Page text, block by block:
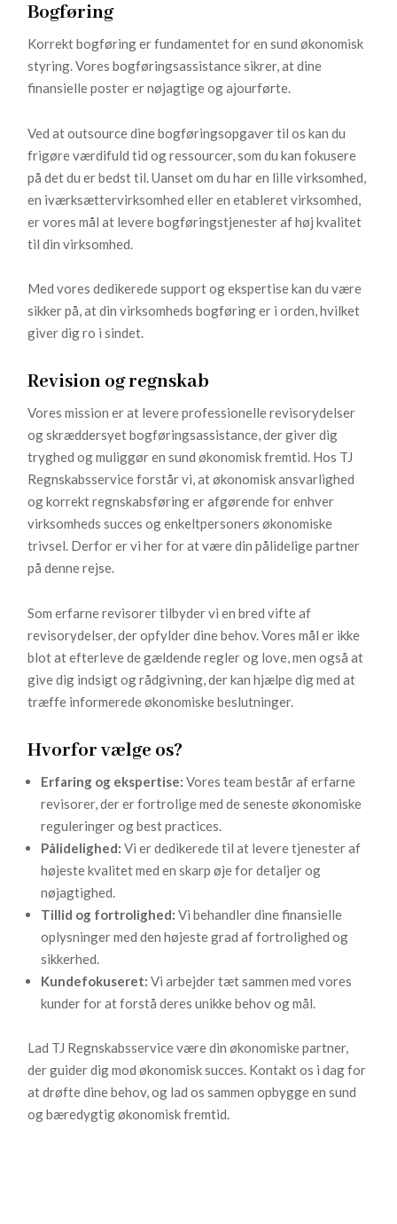
Bogføring
Korrekt bogføring er fundamentet for en sund økonomisk
styring. Vores bogføringsassistance sikrer, at dine
finansielle poster er nøjagtige og ajourførte.
Ved at outsource dine bogføringsopgaver til os kan du
frigøre værdifuld tid og ressourcer, som du kan fokusere
på det du er bedst til. Uanset om du har en lille virksomhed,
en iværksættervirksomhed eller en etableret virksomhed,
er vores mål at levere bogføringstjenester af høj kvalitet
til din virksomhed.
Med vores dedikerede support og ekspertise kan du være
sikker på, at din virksomheds bogføring er i orden, hvilket
giver dig ro i sindet.
Revision og regnskab
Vores mission er at levere professionelle revisorydelser
og skræddersyet bogføringsassistance, der giver dig
tryghed og muliggør en sund økonomisk fremtid. Hos TJ
Regnskabsservice forstår vi, at økonomisk ansvarlighed
og korrekt regnskabsføring er afgørende for enhver
virksomheds succes og enkeltpersoners økonomiske
trivsel. Derfor er vi her for at være din pålidelige partner
på denne rejse.
Som erfarne revisorer tilbyder vi en bred vifte af
revisorydelser, der opfylder dine behov. Vores mål er ikke
blot at efterleve de gældende regler og love, men også at
give dig indsigt og rådgivning, der kan hjælpe dig med at
træffe informerede økonomiske beslutninger.
Hvorfor vælge os?
Erfaring og ekspertise: Vores team består af erfarne
revisorer, der er fortrolige med de seneste økonomiske
reguleringer og best practices.
Pålidelighed: Vi er dedikerede til at levere tjenester af
højeste kvalitet med en skarp øje for detaljer og
nøjagtighed.
Tillid og fortrolighed: Vi behandler dine finansielle
oplysninger med den højeste grad af fortrolighed og
sikkerhed.
Kundefokuseret: Vi arbejder tæt sammen med vores
kunder for at forstå deres unikke behov og mål.
Lad TJ Regnskabsservice være din økonomiske partner,
der guider dig mod økonomisk succes. Kontakt os i dag for
at drøfte dine behov, og lad os sammen opbygge en sund
og bæredygtig økonomisk fremtid.